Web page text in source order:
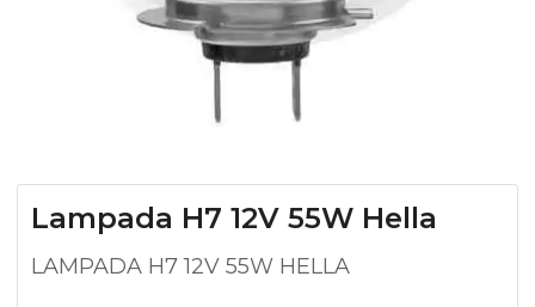
Lampada H7 12V 55W Hella
LAMPADA H7 12V 55W HELLA